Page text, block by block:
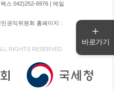
스 042)252-6976 | 메일
권익위원회 홈페이지 :
RIGHTS RESERVED.
바로가기